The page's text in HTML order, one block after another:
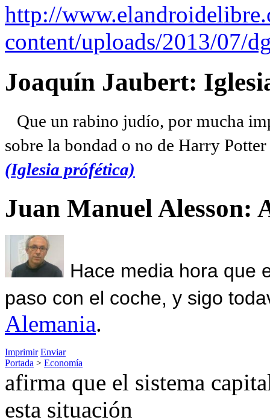
http://
content/uploads/2013/07/
Joaquín Jaubert:
Que un rabino judío, por mucha
sobre la bondad o no de Harry
(Iglesia prófética)
Juan Manuel Alesson:
Hace media hora que
paso con el coche, y sigo
Alemania.
Imprimir Enviar
Portada > Economía
afirma que el sistema
esta situación